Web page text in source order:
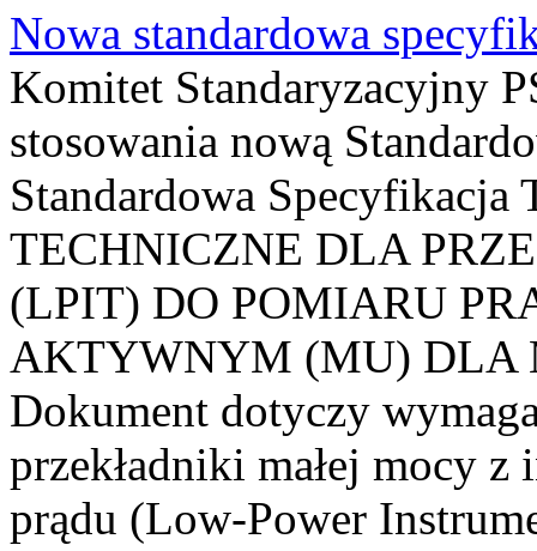
Nowa standardowa
Komitet Standaryzacyjny
stosowania nową
Standardowa
TECHNICZNE DLA
(LPIT) DO POMIARU
AKTYWNYM (MU) DLA
Dokument dotyczy
przekładniki małej mocy
prądu (Low-Power